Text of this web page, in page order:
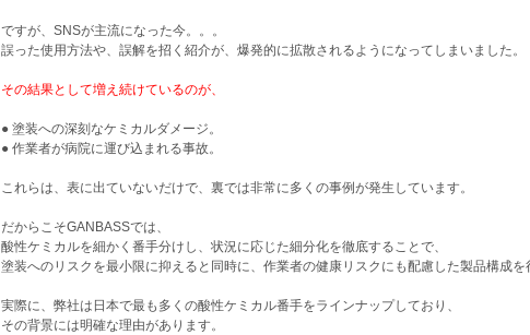
ですが、SNSが主流になった今。。。
誤った使用方法や、誤解を招く紹介が、爆発的に拡散されるようになってしまいました。
その結果として増え続けているのが、
● 塗装への深刻なケミカルダメージ。
● 作業者が病院に運び込まれる事故。
これらは、表に出ていないだけで、裏では非常に多くの事例が発生しています。
だからこそGANBASSでは、
酸性ケミカルを細かく番手分けし、状況に応じた細分化を徹底することで、
塗装へのリスクを最小限に抑えると同時に、作業者の健康リスクにも配慮した製品構成を
実際に、弊社は日本で最も多くの酸性ケミカル番手をラインナップしており、
その背景には明確な理由があります。